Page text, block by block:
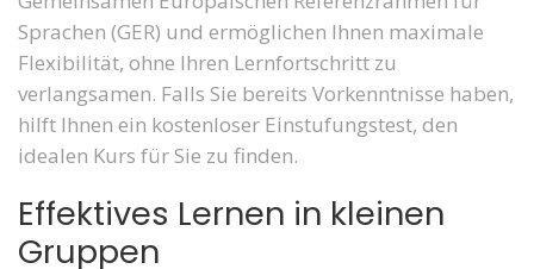
Sprachen (GER) und ermöglichen Ihnen maximale
Flexibilität, ohne Ihren Lernfortschritt zu
verlangsamen. Falls Sie bereits Vorkenntnisse haben,
hilft Ihnen ein kostenloser Einstufungstest, den
idealen Kurs für Sie zu finden.
Effektives Lernen in kleinen
Gruppen